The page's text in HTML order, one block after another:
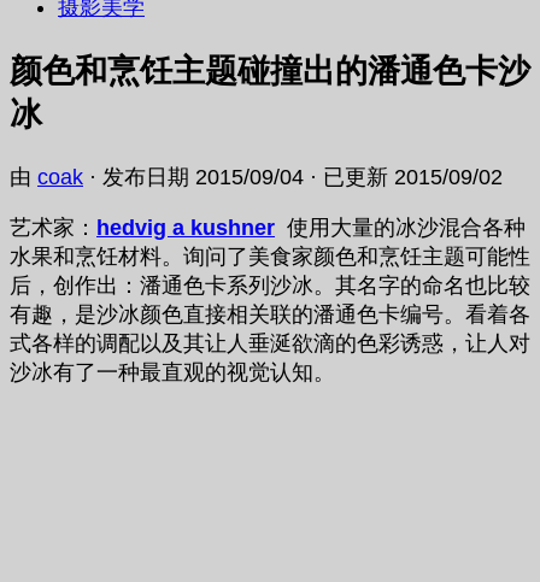
摄影美学
颜色和烹饪主题碰撞出的潘通色卡沙
冰
由 coak · 发布日期 2015/09/04 · 已更新 2015/09/02
艺术家： hedvig a kushner 使用大量的冰沙混合各种
水果和烹饪材料。询问了美食家颜色和烹饪主题可能性
后，创作出：潘通色卡系列沙冰。其名字的命名也比较
有趣，是沙冰颜色直接相关联的潘通色卡编号。看着各
式各样的调配以及其让人垂涎欲滴的色彩诱惑，让人对
沙冰有了一种最直观的视觉认知。